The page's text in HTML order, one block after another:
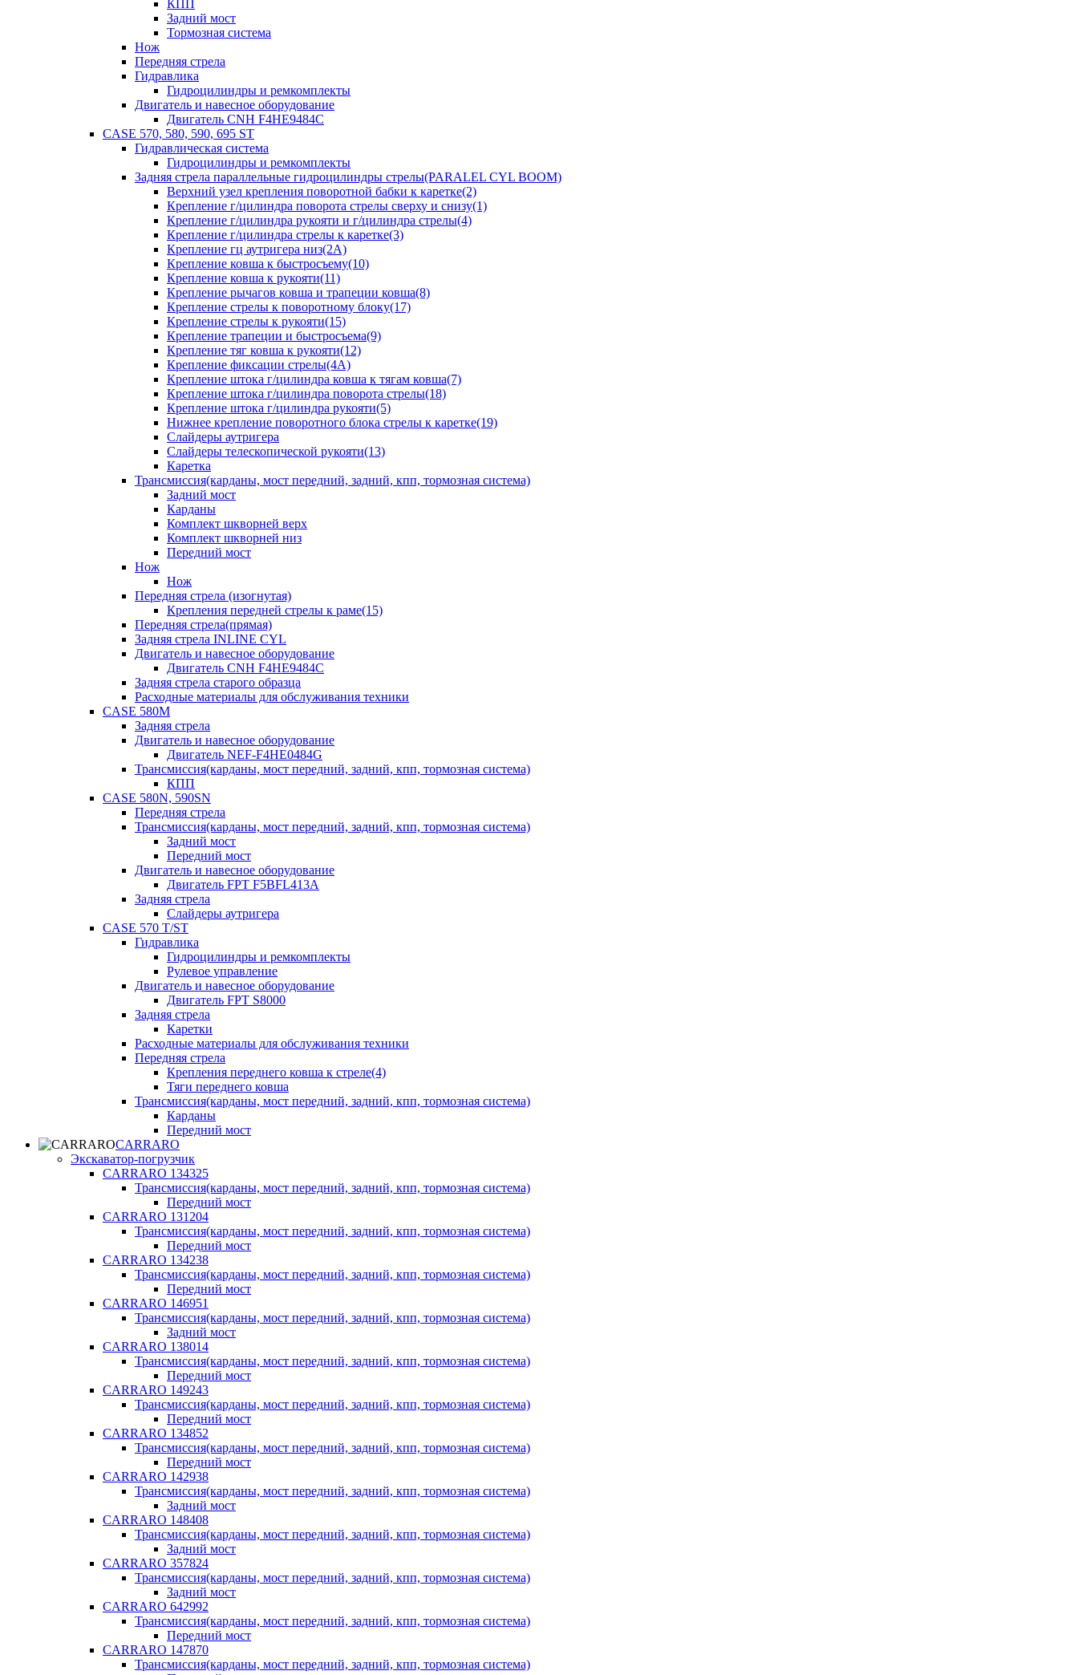
КПП
Задний мост
Тормозная система
Нож
Передняя стрела
Гидравлика
Гидроцилиндры и ремкомплекты
Двигатель и навесное оборудование
Двигатель CNH F4HE9484C
CASE 570, 580, 590, 695 ST
Гидравлическая система
Гидроцилиндры и ремкомплекты
Задняя стрела параллельные гидроцилиндры стрелы(PARALEL CYL BOOM)
Верхний узел крепления поворотной бабки к каретке(2)
Крепление г/цилиндра поворота стрелы сверху и снизу(1)
Крепление г/цилиндра рукояти и г/цилиндра стрелы(4)
Крепление г/цилиндра стрелы к каретке(3)
Крепление гц аутригера низ(2А)
Крепление ковша к быстросъему(10)
Крепление ковша к рукояти(11)
Крепление рычагов ковша и трапеции ковша(8)
Крепление стрелы к поворотному блоку(17)
Крепление стрелы к рукояти(15)
Крепление трапеции и быстросъема(9)
Крепление тяг ковша к рукояти(12)
Крепление фиксации стрелы(4A)
Крепление штока г/цилиндра ковша к тягам ковша(7)
Крепление штока г/цилиндра поворота стрелы(18)
Крепление штока г/цилиндра рукояти(5)
Нижнее крепление поворотного блока стрелы к каретке(19)
Слайдеры аутригера
Слайдеры телескопической рукояти(13)
Каретка
Трансмиссия(карданы, мост передний, задний, кпп, тормозная система)
Задний мост
Карданы
Комплект шкворней верх
Комплект шкворней низ
Передний мост
Нож
Нож
Передняя стрела (изогнутая)
Крепления передней стрелы к раме(15)
Передняя стрела(прямая)
Задняя стрела INLINE CYL
Двигатель и навесное оборудование
Двигатель CNH F4HE9484C
Задняя стрела старого образца
Расходные материалы для обслуживания техники
CASE 580M
Задняя стрела
Двигатель и навесное оборудование
Двигатель NEF-F4HE0484G
Трансмиссия(карданы, мост передний, задний, кпп, тормозная система)
КПП
CASE 580N, 590SN
Передняя стрела
Трансмиссия(карданы, мост передний, задний, кпп, тормозная система)
Задний мост
Передний мост
Двигатель и навесное оборудование
Двигатель FPT F5BFL413A
Задняя стрела
Слайдеры аутригера
CASE 570 T/ST
Гидравлика
Гидроцилиндры и ремкомплекты
Рулевое управление
Двигатель и навесное оборудование
Двигатель FPT S8000
Задняя стрела
Каретки
Расходные материалы для обслуживания техники
Передняя стрела
Крепления переднего ковша к стреле(4)
Тяги переднего ковша
Трансмиссия(карданы, мост передний, задний, кпп, тормозная система)
Карданы
Передний мост
CARRARO
Экскаватор-погрузчик
CARRARO 134325
Трансмиссия(карданы, мост передний, задний, кпп, тормозная система)
Передний мост
CARRARO 131204
Трансмиссия(карданы, мост передний, задний, кпп, тормозная система)
Передний мост
CARRARO 134238
Трансмиссия(карданы, мост передний, задний, кпп, тормозная система)
Передний мост
CARRARO 146951
Трансмиссия(карданы, мост передний, задний, кпп, тормозная система)
Задний мост
CARRARO 138014
Трансмиссия(карданы, мост передний, задний, кпп, тормозная система)
Передний мост
CARRARO 149243
Трансмиссия(карданы, мост передний, задний, кпп, тормозная система)
Передний мост
CARRARO 134852
Трансмиссия(карданы, мост передний, задний, кпп, тормозная система)
Передний мост
CARRARO 142938
Трансмиссия(карданы, мост передний, задний, кпп, тормозная система)
Задний мост
CARRARO 148408
Трансмиссия(карданы, мост передний, задний, кпп, тормозная система)
Задний мост
CARRARO 357824
Трансмиссия(карданы, мост передний, задний, кпп, тормозная система)
Задний мост
CARRARO 642992
Трансмиссия(карданы, мост передний, задний, кпп, тормозная система)
Передний мост
CARRARO 147870
Трансмиссия(карданы, мост передний, задний, кпп, тормозная система)